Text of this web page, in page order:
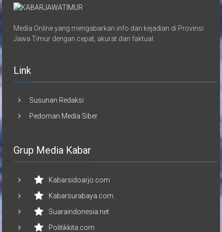
Media Online yang mengabarkan info dan kejadian di Provinsi
Jawa Timur dengan cepat, akurat dan faktual.
Link
Susunan Redaksi
Pedoman Media Siber
Grup Media Kabar
Kabarsidoarjo.com
Kabarsurabaya.com
Suaraindonesia.net
Politikkita.com